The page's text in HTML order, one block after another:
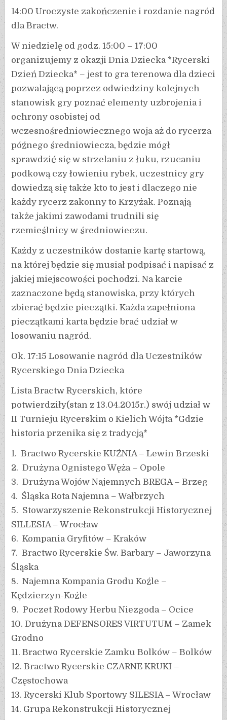
14:00 Uroczyste zakończenie i rozdanie nagród
dla Bractw.
W niedzielę od godz. 15:00 – 17:00
organizujemy z okazji Dnia Dziecka *Rycerski
Dzień Dziecka* – jest to gra terenowa dla dzieci
pozwalającą poprzez odwiedziny kolejnych
stanowisk gry poznać elementy uzbrojenia i
ochrony osobistej od
wczesnośredniowiecznego woja aż do rycerza
późnego średniowiecza, będzie mógł
sprawdzić się w strzelaniu z łuku, rzucaniu
podkową czy łowieniu rybek, uczestnicy gry
dowiedzą się także kto to jest i dlaczego nie
każdy rycerz zakonny to Krzyżak. Poznają
także jakimi zawodami trudnili się
rzemieślnicy w średniowieczu.
Każdy z uczestników dostanie kartę startową,
na której będzie się musiał podpisać i napisać z
jakiej miejscowości pochodzi. Na karcie
zaznaczone będą stanowiska, przy których
zbierać będzie pieczątki. Każda zapełniona
pieczątkami karta będzie brać udział w
losowaniu nagród.
Ok. 17:15 Losowanie nagród dla Uczestników
Rycerskiego Dnia Dziecka
Lista Bractw Rycerskich, które
potwierdziły(stan z 13.04.2015r.) swój udział w
II Turnieju Rycerskim o Kielich Wójta *Gdzie
historia przenika się z tradycją*
1. Bractwo Rycerskie KUŹNIA – Lewin Brzeski
2. Drużyna Ognistego Węża – Opole
3. Drużyna Wojów Najemnych BREGA – Brzeg
4. Śląska Rota Najemna – Wałbrzych
5. Stowarzyszenie Rekonstrukcji Historycznej
SILLESIA – Wrocław
6. Kompania Gryfitów – Kraków
7. Bractwo Rycerskie Św. Barbary – Jaworzyna
Śląska
8. Najemna Kompania Grodu Koźle –
Kędzierzyn-Koźle
9. Poczet Rodowy Herbu Niezgoda – Ocice
10. Drużyna DEFENSORES VIRTUTUM – Zamek
Grodno
11. Bractwo Rycerskie Zamku Bolków – Bolków
12. Bractwo Rycerskie CZARNE KRUKI –
Częstochowa
13. Rycerski Klub Sportowy SILESIA – Wrocław
14. Grupa Rekonstrukcji Historycznej